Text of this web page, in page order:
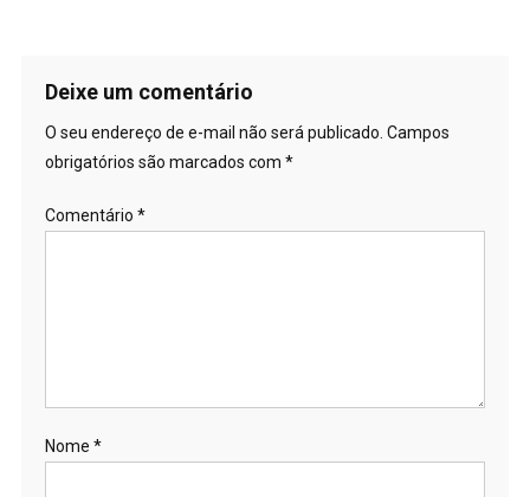
Deixe um comentário
O seu endereço de e-mail não será publicado. Campos
obrigatórios são marcados com *
Comentário *
Nome *